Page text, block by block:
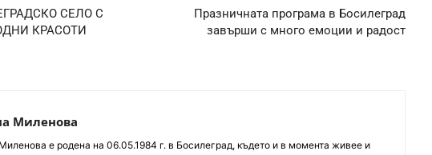
СЕЛО С
КРАСОТИ
Празничната програма в Босилеград
завърши с много емоции и радост
Миленова
е родена на 06.05.1984 г. в Босилеград, където и в момента живее и